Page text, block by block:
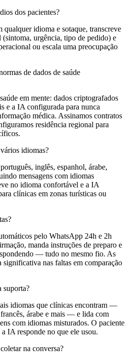
dos pacientes?
qualquer idioma e sotaque, transcreve
(sintoma, urgência, tipo de pedido) e
ou escala uma preocupação
de dados de saúde
em mente: dados criptografados
e a IA configurada para nunca
médica. Assinamos contratos
residência regional para
idiomas?
inglês, espanhol, árabe,
mensagens com idiomas
no idioma confortável e a IA
clínicas em zonas turísticas ou
pelo WhatsApp 24h e 2h
manda instruções de preparo e
— tudo no mesmo fio. As
nas faltas em comparação
suporta?
idiomas que clínicas encontram —
árabe e mais — e lida com
com idiomas misturados. O paciente
IA responde no que ele usou.
na conversa?